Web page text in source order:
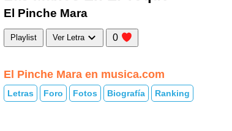
El Pinche Mara
Playlist Ver Letra 0
El Pinche Mara en musica.com
Letras Foro Fotos Biografía Ranking